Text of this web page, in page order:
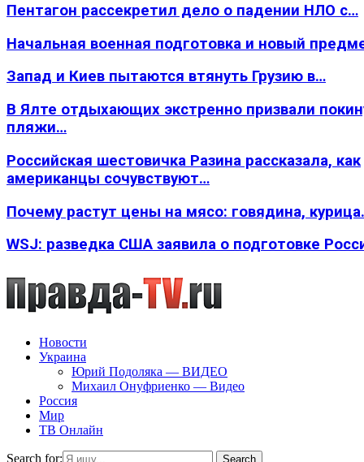
Пентагон рассекретил дело о падении НЛО с…
Начальная военная подготовка и новый
Запад и Киев пытаются втянуть Грузию в…
В Ялте отдыхающих экстренно призвали
пляжи…
Российская шестовичка Разина рассказала, как
американцы сочувствуют…
Почему растут цены на мясо: говядина,
WSJ: разведка США заявила о подготовке
Новости
Украина
Юрий Подоляка — ВИДЕО
Михаил Онуфриенко — Видео
Россия
Мир
ТВ Онлайн
Search for:
Search